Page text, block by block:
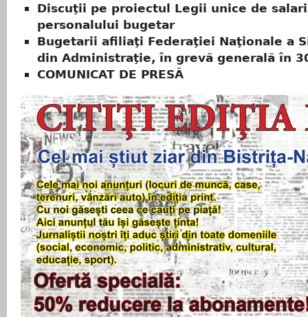
Discuţii pe proiectul Legii unice de
personalului bugetar
Bugetarii afiliaţi Federaţiei Naţionale a
din Administraţie, în grevă generală în
COMUNICAT DE PRESĂ